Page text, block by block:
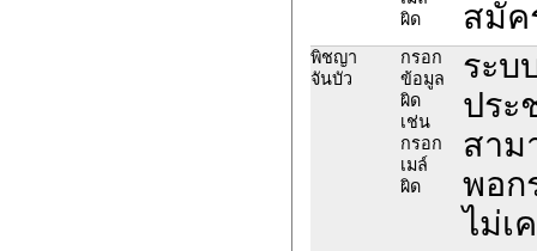
ผิด
สมัค
พิชญา
จันบัว
กรอก
ข้อมูล
ผิด
เช่น
กรอก
เมล์
ผิด
ระบ
ประ
สาม
พอก
ไม่เ